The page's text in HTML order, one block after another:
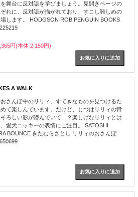
舞台に反対語を学びましょう。見開きページの
れに、反対語が描かれており、すこし難しめの
します。 HODGSON ROB PENGUIN BOOKS
円(本体 2,150円)
A WALK
さんぽ中のリリィ。すてきなものを見つけるた
て楽しんでいます。だけど、じつはリリィの背
ろしい影が潜んでいて…？楽しげなリリィとは
愛犬ニッキーの表情にご注目。 SATOSHI
BOUNCE きたむらさとし リリィのおさんぽ